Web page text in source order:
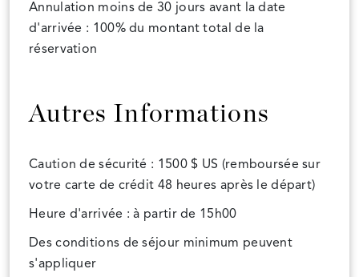
Annulation moins de 30 jours avant la date
d'arrivée : 100% du montant total de la
réservation
Autres Informations
Caution de sécurité : 1500 $ US (remboursée sur
votre carte de crédit 48 heures après le départ)
Heure d'arrivée : à partir de 15h00
Des conditions de séjour minimum peuvent
s'appliquer